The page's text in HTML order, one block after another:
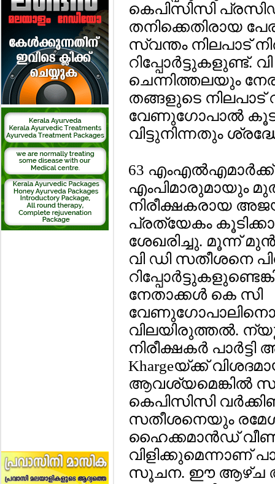
കെപിസിസി
തനിക്കെതിരായ
സ്വന്തം നിലപാട്
റിപ്പോര്‍ട്ടുകളുണ്ട്.
ചെന്നിത്തലയും
തങ്ങളുടെ നിലപാട്
വേണുഗോപാല്‍
വിട്ടുനിന്നതും
63
എംപിമാരുമായും
നിരീക്ഷകരായ
പ്രത്യേകം
ശേഖരിച്ചു. മൂന്ന്
വി ഡി സതീശനെ
നേതാക്കള്‍ കെ സി
വിലയിരുത്തല്‍.
നിരീക്ഷകര്‍
Khargeയ്ക്ക്
ആവശ്യമെങ്കില്‍
കെപിസിസി
സതീശനെയും
ഹൈക്കമാന്‍ഡ്
വിളിക്കുമെന്നാണ്
സൂചന. ഈ ആഴ്ച